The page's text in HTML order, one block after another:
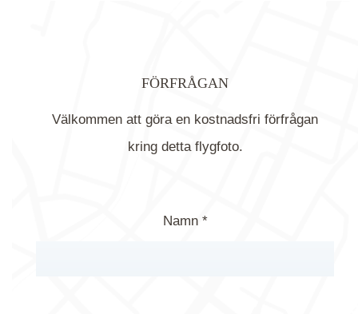
FÖRFRÅGAN
Välkommen att göra en kostnadsfri förfrågan
kring detta flygfoto.
Namn *